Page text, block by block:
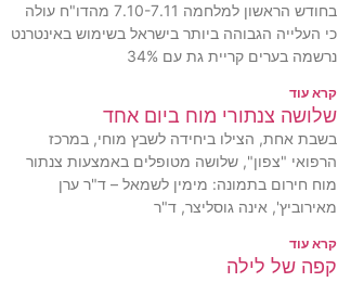
בחודש הראשון למלחמה 7.10-7.11 מהדו"ח עולה
כי העלייה הגבוהה ביותר בישראל בשימוש באינטרנט
נרשמה בערים קריית גת עם 34%
קרא עוד
שלושה צנתורי מוח ביום אחד
בשבת אחת, הצילו ביחידה לשבץ מוחי, במרכז
הרפואי "צפון", שלושה מטופלים באמצעות צנתור
מוח חירום בתמונה: מימין לשמאל – ד"ר ערן
מאירוביץ', אינה גוסליצר, ד"ר
קרא עוד
קפה של לילה